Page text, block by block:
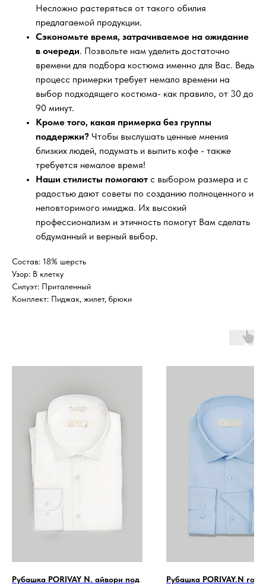
Несложно растеряться от такого обилия
предлагаемой продукции.
Сэкономьте время, затрачиваемое на ожидание
в очереди. Позвольте нам уделить достаточно
времени для подбора костюма именно для Вас. Ведь
процесс примерки требует немало времени на
выбор подходящего костюма- как правило, от 30 до
90 минут.
Кроме того, какая примерка без группы
поддержки? Чтобы выслушать ценные мнения
близких людей, подумать и выпить кофе - также
требуется немалое время!
Наши стилисты помогают с выбором размера и с
радостью дают советы по созданию полноценного и
неповторимого имиджа. Их высокий
профессионализм и этичность помогут Вам сделать
обдуманный и верный выбор.
Состав: 18% шерсть
Узор: В клетку
Силуэт: Приталенный
Комплект: Пиджак, жилет, брюки
Рубашка PORIVAY N. айвори под Рубашка PORIVAY.N